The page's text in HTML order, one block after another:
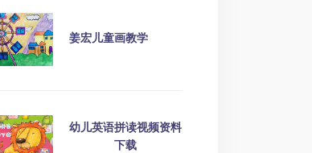
姜宏儿童画教学
幼儿英语拼读视频资料
下载